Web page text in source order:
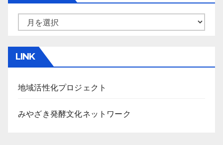
LINK
地域活性化プロジェクト
みやざき発酵文化ネットワーク